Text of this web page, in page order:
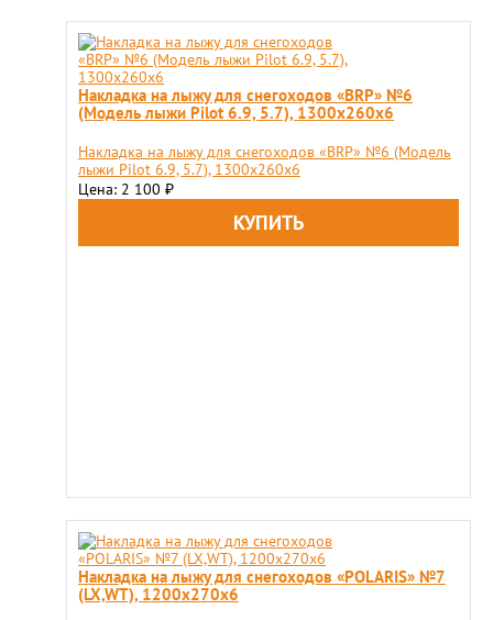
Накладка на лыжу для снегоходов «BRP» №6
(Модель лыжи Pilot 6.9, 5.7), 1300x260x6
Накладка на лыжу для снегоходов «BRP» №6 (Модель
лыжи Pilot 6.9, 5.7), 1300x260x6
Цена: 2 100 ₽
Накладка на лыжу для снегоходов «POLARIS» №7
(LX,WT), 1200x270x6